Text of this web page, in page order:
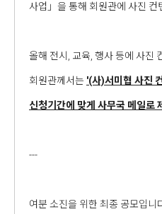
사업」을 통해 회원관에 사진 컨
올해 전시, 교육, 행사 등에 사진
회원관께서는 '(사)서미협 사진
신청기간에 맞게 사무국 메일로
---
여분 소진을 위한 최종 공모입니